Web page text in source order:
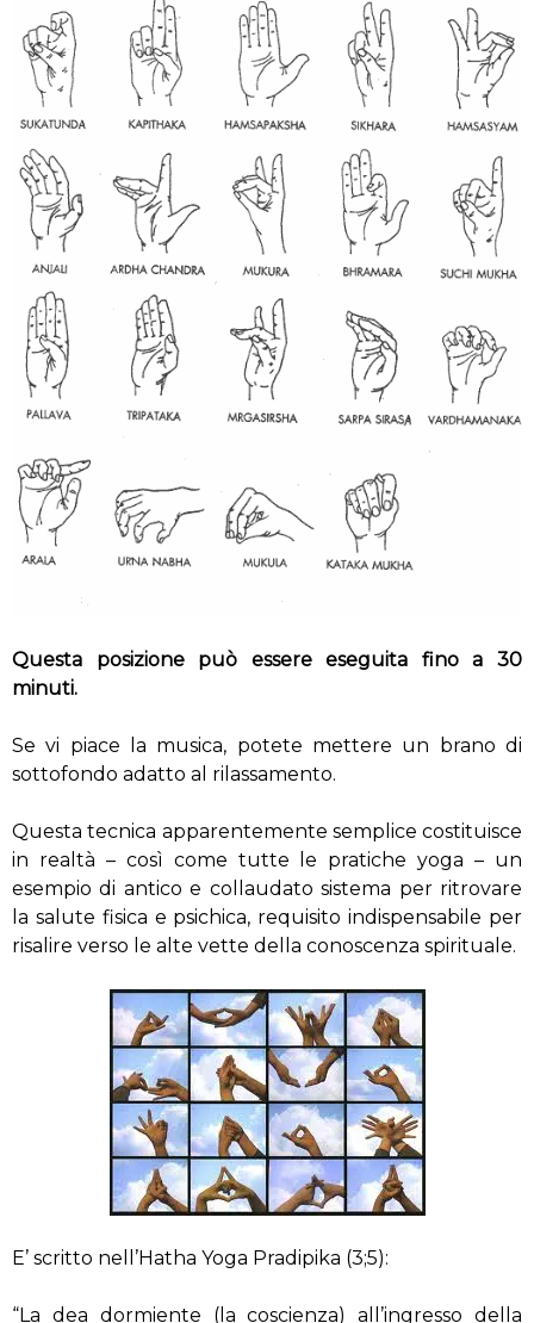
Questa posizione può essere eseguita fino a 30
minuti.
Se vi piace la musica, potete mettere un brano di
sottofondo adatto al rilassamento.
Questa tecnica apparentemente semplice costituisce
in realtà – così come tutte le pratiche yoga – un
esempio di antico e collaudato sistema per ritrovare
la salute fisica e psichica, requisito indispensabile per
risalire verso le alte vette della conoscenza spirituale.
E’ scritto nell’Hatha Yoga Pradipika (3;5):
“La dea dormiente (la coscienza) all’ingresso della